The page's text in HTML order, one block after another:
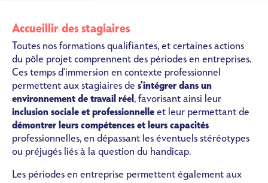
Accueillir des stagiaires
Toutes nos formations qualifiantes, et certaines actions
du pôle projet comprennent des périodes en entreprises.
Ces temps d'immersion en contexte professionnel
permettent aux stagiaires de s'intégrer dans un
environnement de travail réel , favorisant ainsi leur
inclusion sociale et professionnelle et leur permettant de
démontrer leurs compétences et leurs capacités
professionnelles, en dépassant les éventuels stéréotypes
ou préjugés liés à la question du handicap.
Les périodes en entreprise permettent également aux